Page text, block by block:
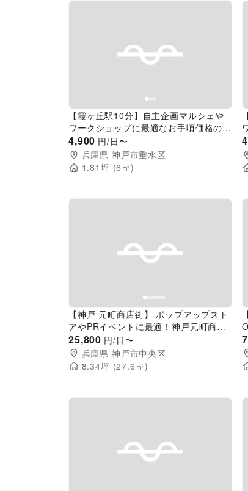
Previous slide
【霞ヶ丘駅10分】自主企画マルシェや
ワークショップに最適なお手頃価格のレ
ンタルスペース「Work1」／敷地全体の
貸切イベント開催も可能！
4,900 円/日〜
兵庫県 神戸市垂水区
1.81 坪 (6 ㎡)
Previous slide
【神戸 元町商店街】 ポップアップスト
アやPRイベントに最適！神戸元町商店
街アーケード内の交差点角地の3丁目イ
ベントスペース
25,800 円/日〜
兵庫県 神戸市中央区
8.34坪 (27.6 ㎡)
Previous slide